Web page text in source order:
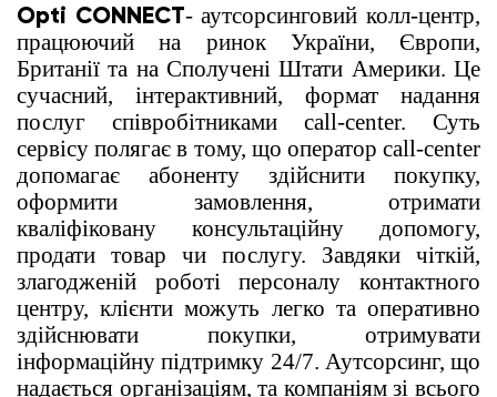
Opti CONNECT- аутсорсинговий колл-центр,
працюючий на ринок України, Європи,
Британії та на Сполучені Штати Америки. Це
сучасний, інтерактивний, формат надання
послуг співробітниками call-center. Суть
сервісу полягає в тому, що оператор call-center
допомагає абоненту здійснити покупку,
оформити замовлення, отримати
кваліфіковану консультаційну допомогу,
продати товар чи послугу. Завдяки чіткій,
злагодженій роботі персоналу контактного
центру, клієнти можуть легко та оперативно
здійснювати покупки, отримувати
інформаційну підтримку 24/7. Аутсорсинг, що
надається організаціям, та компаніям зі всього